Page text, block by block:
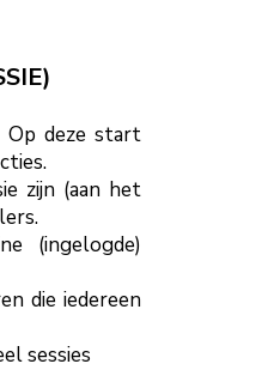
deze start
zijn (aan het
(ingelogde)
die iedereen
sessies